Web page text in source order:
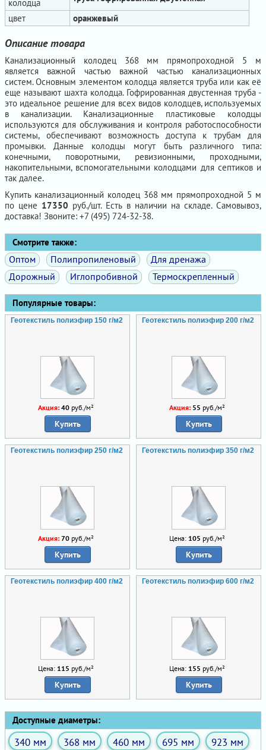
колодца
цвет
оранжевый
Описание товара
Канализационный колодец 368 мм прямопроходной 5 м
является важной частью важной частью канализационных
систем. Основным элементом колодца является труба или как её
еще называют шахта колодца. Гофрированная двустенная труба -
это идеальное решение для всех видов колодцев, используемых
в канализации. Канализационные пластиковые колодцы
используются для обслуживания и контроля работоспособности
системы, обеспечивают возможность доступа к трубам для
промывки. Данные колодцы могут быть различного типа:
конечными, поворотными, ревизионными, проходными,
накопительными, вспомогательными колодцами для септиков и
так далее.
Купить канализационный колодец 368 мм прямопроходной 5 м
по цене 17350 руб./шт. Есть в наличии на складе. Самовывоз,
доставка! Звоните: +7 (495) 724-32-38.
Смотрите также:
Оптом Полипропиленовый
Для дренажа
Дорожный
Иглопробивной Термоскрепленный
Популярные товары:
Геотекстиль полиэфир 150 г/м2
Акция: 40 руб./м²
Купить
Геотекстиль полиэфир 200 г/м2
Акция: 55 руб./м²
Купить
Геотекстиль полиэфир 250 г/м2
Акция: 70 руб./м²
Купить
Геотекстиль полиэфир 350 г/м2
Цена: 105 руб./м²
Купить
Геотекстиль полиэфир 400 г/м2
Цена: 115 руб./м²
Купить
Геотекстиль полиэфир 600 г/м2
Цена: 155 руб./м²
Купить
Доступные диаметры:
340 мм 368 мм 460 мм 695 мм 923 мм